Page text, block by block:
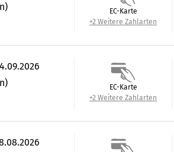
EC-Karte
+2 Weitere Zahlarten
EC-Karte
+2 Weitere Zahlarten